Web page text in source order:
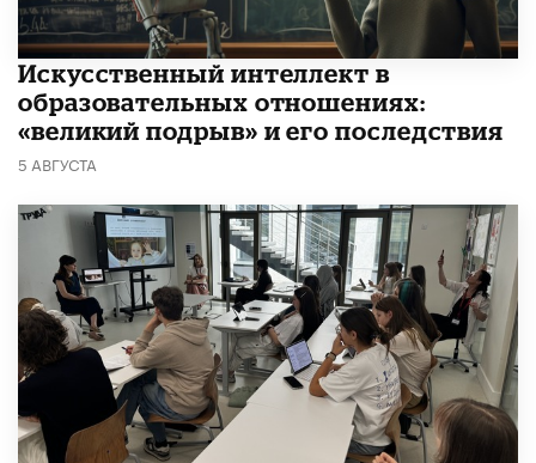
​Искусственный интеллект в
образовательных отношениях:
«великий подрыв» и его последствия
5 АВГУСТА